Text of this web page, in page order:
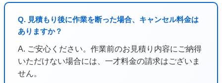
Q. 見積もり後に作業を断った場合、キャンセル料金は
ありますか？
A. ご安心ください。作業前のお見積り内容にご納得
いただけない場合には、一才料金の請求はございま
せん。